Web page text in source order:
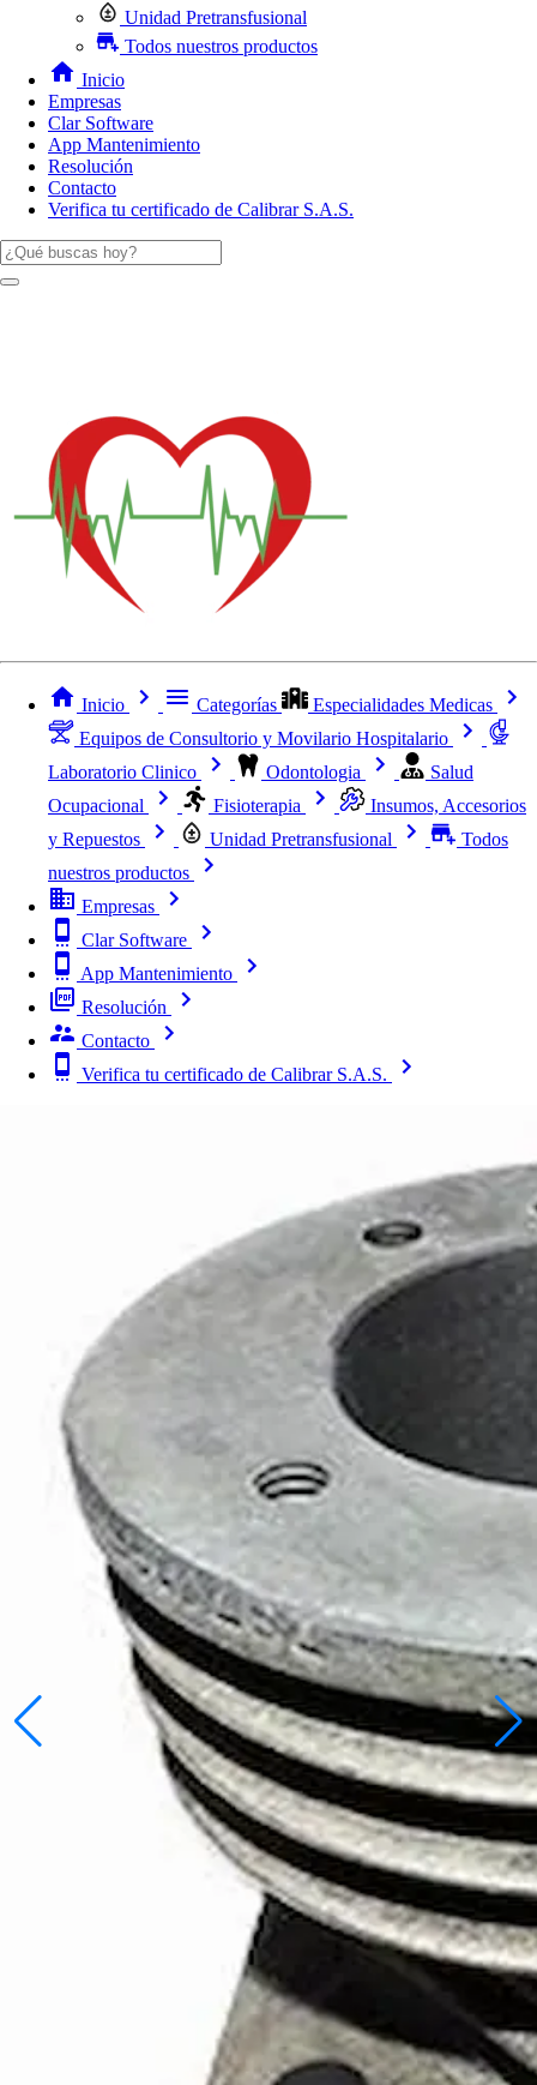
Unidad Pretransfusional
Todos nuestros productos
Inicio
Empresas
Clar Software
App Mantenimiento
Resolución
Contacto
Verifica tu certificado de Calibrar S.A.S.
Inicio Categorías
Especialidades Medicas
Equipos de Consultorio y Movilario Hospitalario
Laboratorio Clinico
Odontologia
Salud
Ocupacional
Fisioterapia
Insumos, Accesorios
y Repuestos
Unidad Pretransfusional
Todos
nuestros productos
Empresas
Clar Software
App Mantenimiento
Resolución
Contacto
Verifica tu certificado de Calibrar S.A.S.